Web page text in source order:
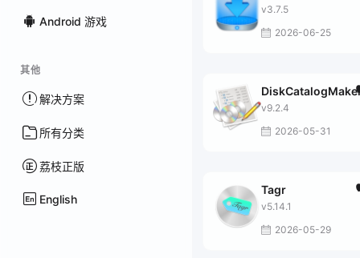
Android 游戏
其他
解决方案
所有分类
荔枝正版
English
v3.7.5
2026-06-25
v9.2.4
2026-05-31
Tagr
v5.14.1
2026-05-29